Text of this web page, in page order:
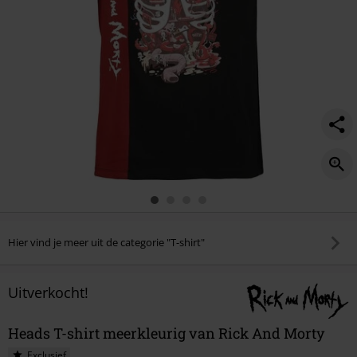
Hier vind je meer uit de categorie "T-shirt"
Uitverkocht!
Heads T-shirt meerkleurig van Rick And Morty